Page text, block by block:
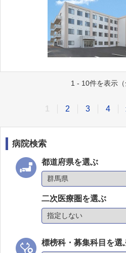
1 - 10件を表示（
2 3 4
病院検索
都道府県を選ぶ
二次医療圏を選ぶ
標榜科・募集科目を選